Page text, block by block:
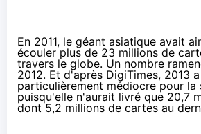
En 2011, le géant asiatique avait
écouler plus de 23 millions de
travers le globe. Un nombre
2012. Et d'après DigiTimes, 2013
particulièrement médiocre pour la
puisqu'elle n'aurait livré que 20,7
dont 5,2 millions de cartes au